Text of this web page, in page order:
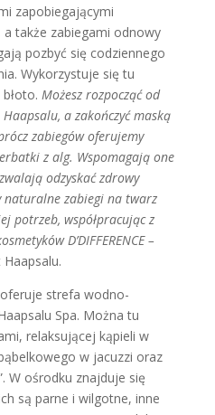
zapobiegającymi
także zabiegami odnowy
pozbyć się codziennego
Wykorzystuje się tu
Możesz rozpocząć od
a zakończyć maską
zabiegów oferujemy
z alg. Wspomagają one
odzyskać zdrowy
zabiegi na twarz
potrzeb, współpracując z
D’DIFFERENCE –
strefa wodno-
Spa. Można tu
relaksującej kąpieli w
w jacuzzi oraz
W ośrodku znajduje się
są parne i wilgotne, inne